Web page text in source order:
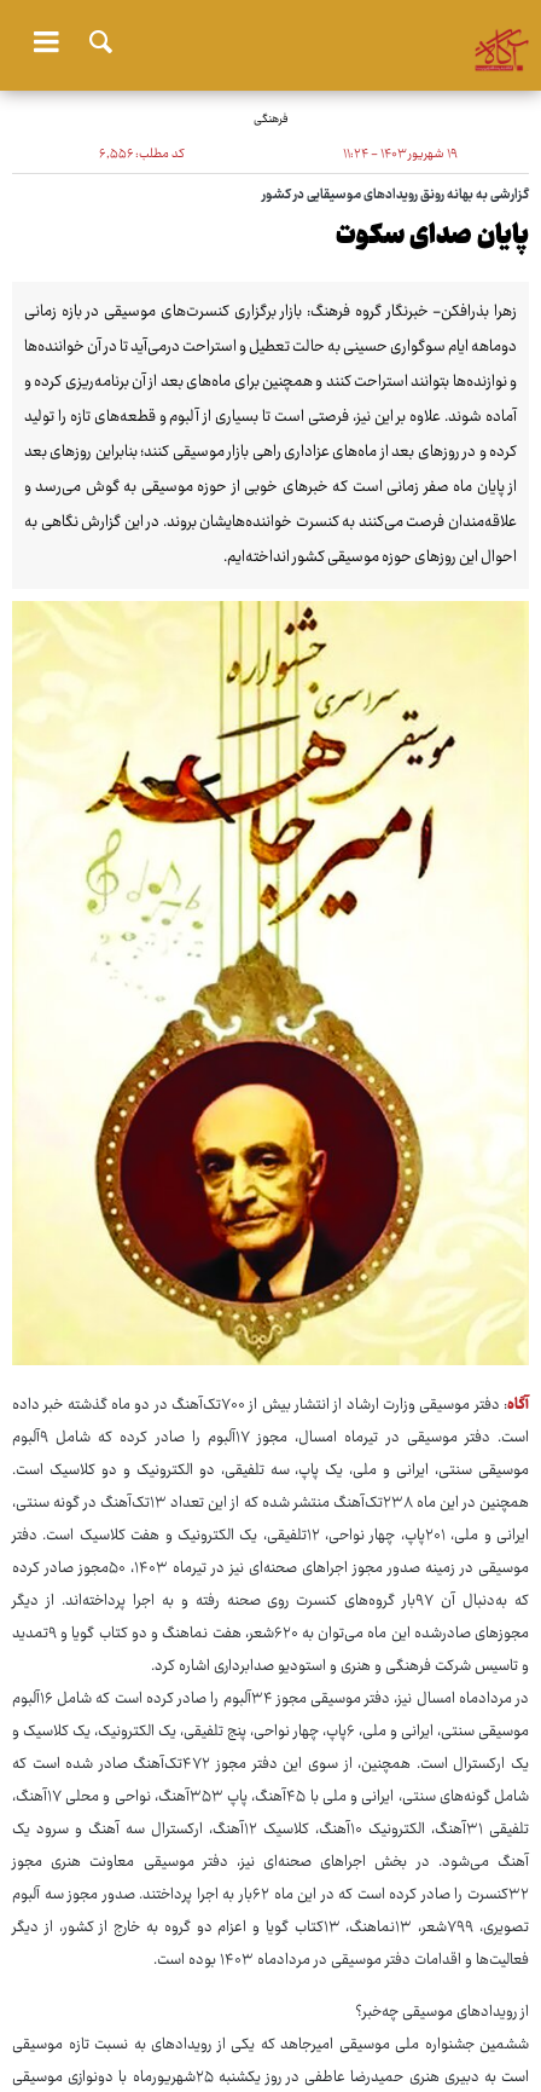
فرهنگی
۱۹ شهریور ۱۴۰۳ - ۱۱:۲۴ کد مطلب:۶٬۵۵۶
گزارشی به بهانه رونق رویدادهای موسیقایی در کشور
پایان صدای سکوت
زهرا بذرافکن- خبرنگار گروه فرهنگ: بازار برگزاری کنسرت‌های موسیقی در بازه زمانی
دوماهه ایام سوگواری حسینی به حالت تعطیل و استراحت درمی‌آید تا در آن خواننده‌ها
و نوازنده‌ها بتوانند استراحت کنند و همچنین برای ماه‌های بعد از آن برنامه‌ریزی کرده و
آماده شوند. علاوه بر این نیز، فرصتی است تا بسیاری از آلبوم و قطعه‌های تازه را تولید
کرده و در روزهای بعد از ماه‌های عزاداری راهی بازار موسیقی کنند؛ بنابراین روزهای بعد
از پایان ماه صفر زمانی است که خبرهای خوبی از حوزه موسیقی به گوش می‌رسد و
علاقه‌مندان فرصت می‌کنند به کنسرت خواننده‌هایشان بروند. در این گزارش نگاهی به
احوال این روزهای حوزه موسیقی کشور انداخته‌ایم.
آگاه
: دفتر موسیقی وزارت ارشاد از انتشار بیش از ۷۰۰تک‌آهنگ در دو ماه گذشته خبر داده
است. دفتر موسیقی در تیرماه امسال، مجوز ۱۷آلبوم را صادر کرده که شامل ۹آلبوم
موسیقی سنتی، ایرانی و ملی، یک پاپ، سه تلفیقی، دو الکترونیک و دو کلاسیک است.
همچنین در این ماه ۲۳۸تک‌آهنگ منتشر شده که از این تعداد ۱۳تک‌آهنگ در گونه سنتی،
ایرانی و ملی، ۲۰۱پاپ، چهار نواحی، ۱۲تلفیقی، یک الکترونیک و هفت کلاسیک است. دفتر
موسیقی در زمینه صدور مجوز اجراهای صحنه‌ای نیز در تیرماه ۱۴۰۳، ۵۰مجوز صادر کرده
که به‌دنبال آن ۹۷بار گروه‌های کنسرت روی صحنه رفته‌ و به اجرا پرداخته‌اند. از دیگر
مجوزهای صادرشده این ماه می‌توان به ۶۲۰شعر، هفت نماهنگ و دو کتاب گویا و ۹تمدید
و تاسیس شرکت فرهنگی و هنری و استودیو صدابرداری اشاره کرد.
در مردادماه امسال نیز، دفتر موسیقی مجوز ۳۴آلبوم را صادر کرده است که شامل ۱۶آلبوم
موسیقی سنتی، ایرانی و ملی، ۶پاپ، چهار نواحی، پنج تلفیقی، یک الکترونیک، یک کلاسیک و
یک ارکسترال است. همچنین، از سوی این دفتر مجوز ۴۷۲تک‌آهنگ صادر شده است که
شامل گونه‌های سنتی، ایرانی و ملی با ۴۵آهنگ، پاپ ۳۵۳آهنگ، نواحی و محلی ۱۷آهنگ،
تلفیقی ۳۱آهنگ، الکترونیک ۱۰آهنگ، کلاسیک ۱۲آهنگ، ارکسترال سه آهنگ و سرود یک
آهنگ می‌شود. در بخش اجراهای صحنه‌ای نیز، دفتر موسیقی معاونت هنری مجوز
۳۲کنسرت را صادر کرده است که در این ماه ۶۲بار به اجرا پرداختند. صدور مجوز سه آلبوم
تصویری، ۷۹۹شعر، ۱۳نماهنگ، ۱۳کتاب گویا و اعزام دو گروه به خارج از کشور، از دیگر
فعالیت‌ها و اقدامات دفتر موسیقی در مردادماه ۱۴۰۳ بوده است.
از رویدادهای موسیقی چه‌خبر؟
ششمین جشنواره ملی موسیقی امیرجاهد که یکی از رویدادهای به ‌نسبت تازه موسیقی
است به دبیری هنری حمیدرضا عاطفی در روز یکشنبه ۲۵شهریورماه با دونوازی موسیقی